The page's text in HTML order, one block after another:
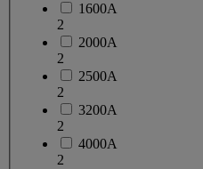
1600A
2
2000A
2
2500A
2
3200A
2
4000A
2